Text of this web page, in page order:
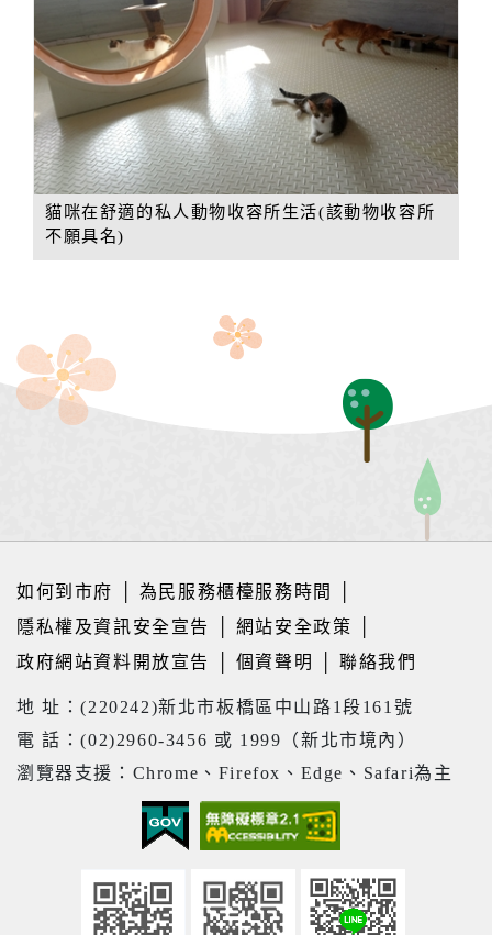
貓咪在舒適的私人動物收容所生活(該動物收容所
不願具名)
如何到市府 為民服務櫃檯服務時間
隱私權及資訊安全宣告
網站安全政策
政府網站資料開放宣告
個資聲明 │聯絡我們
地 址：(220242)新北市板橋區中山路1段161號
電 話：(02)2960-3456 或 1999（新北市境內）
瀏覽器支援：Chrome、Firefox、Edge、Safari為主